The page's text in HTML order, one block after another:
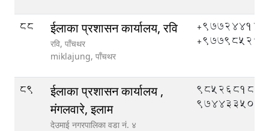
88 ईलाका प्रशासन कार्यालय, रवि
रवि, पाँचथर
miklajung, पाँचथर
89
ईलाका प्रशासन कार्यालय ,
मंगलवारे, इलाम
देउमाई नगरपालिका वडा नं. ४
9744335089